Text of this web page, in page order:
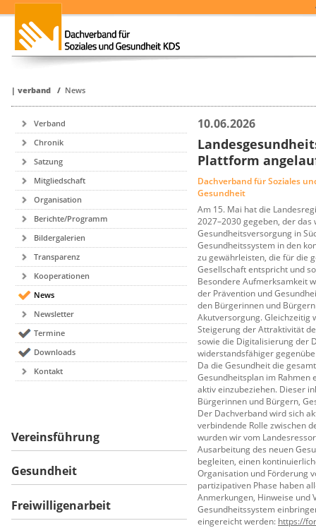
| verband / News
Verband
Chronik
Satzung
Mitgliedschaft
Organisation
Berichte/Programm
Bildergalerien
Transparenz
Kooperationen
News
Newsletter
Termine
Downloads
Kontakt
Vereinsführung
Gesundheit
Freiwilligenarbeit
10.06.2026
Plattform
Dachverband für Soziales
Gesundheit
Am 15. Mai hat die
2027–2030 gegeben, der
Gesundheitsversorgung in
Gesundheitssystem in den
zu gewährleisten, die für die
Gesellschaft entspricht und
Besondere Aufmerksamkeit
der Prävention und
den Bürgerinnen und
Akutversorgung. Gleichzeitig
Steigerung der Attraktivität
sowie die Digitalisierung der
widerstandsfähiger
Da die Gesundheit die
Gesundheitsplan im
aktiv einzubeziehen. Dieser
Bürgerinnen und Bürgern,
Der Dachverband wird sich
verbindende Rolle zwischen
wurden wir vom
Ausarbeitung des neuen
begleiten, einen
Organisation und Förderung
partizipativen Phase haben
Anmerkungen, Hinweise und
Gesundheitssystem
eingereicht werden: https://